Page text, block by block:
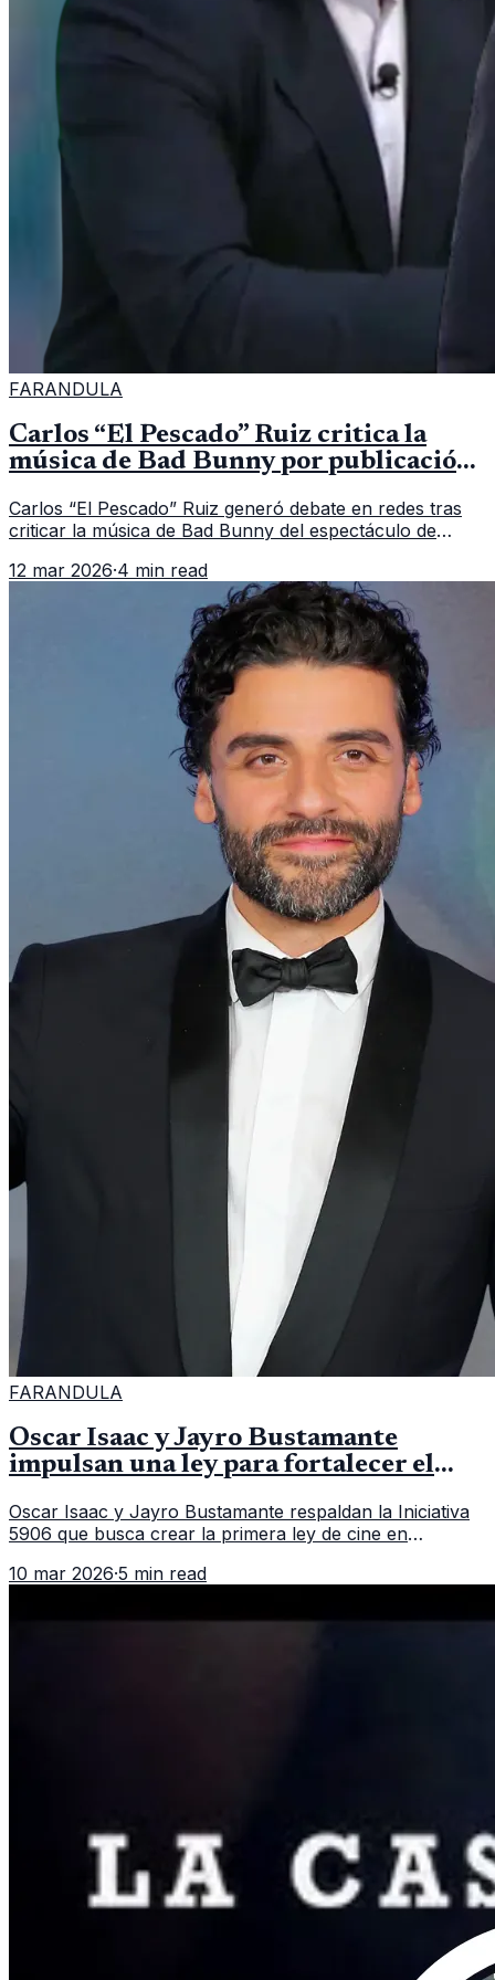
FARANDULA
Carlos “El Pescado” Ruiz critica la
música de Bad Bunny por publicación
Carlos “El Pescado” Ruiz generó debate en redes tras
criticar la música de Bad Bunny del espectáculo de
12 mar 2026·4 min read
FARANDULA
Oscar Isaac y Jayro Bustamante
impulsan una ley para fortalecer el
Oscar Isaac y Jayro Bustamante respaldan la Iniciativa
5906 que busca crear la primera ley de cine en
10 mar 2026·5 min read